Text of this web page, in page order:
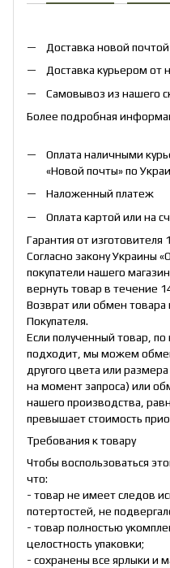
Доставка новой
Доставка курьером от
Самовывоз из нашего
Более подробная
Оплата наличными
«Новой почты» по
Наложенный платеж
Оплата картой или на
Гарантия от
Согласно закону Украины
покупатели нашего
вернуть товар в течение
Возврат или обмен товара
Покупателя.
Если полученный товар,
подходит, мы можем
другого цвета или
на момент запроса) или
нашего производства,
превышает стоимость
Требования к товару
Чтобы воспользоваться
что:
- товар не имеет следов
потертостей, не
- товар полностью
целостность упаковки;
- сохранены все ярлыки и